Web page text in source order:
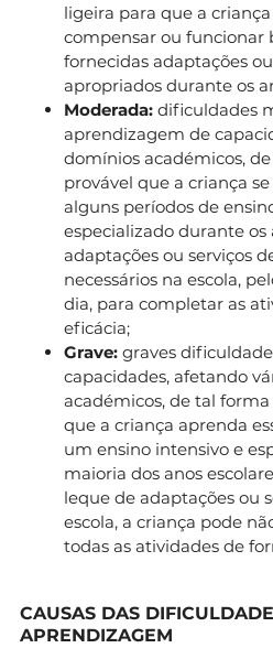
ligeira para que a
compensar ou funcionar
fornecidas adaptações
apropriados durante os
Moderada: dificuldades
aprendizagem de
domínios académicos,
provável que a criança
alguns períodos de
especializado durante os
adaptações ou serviços
necessários na escola,
dia, para completar as
eficácia;
Grave: graves
capacidades, afetando
académicos, de tal
que a criança aprenda
um ensino intensivo e
maioria dos anos
leque de adaptações ou
escola, a criança pode
todas as atividades de
CAUSAS DAS
APRENDIZAGEM